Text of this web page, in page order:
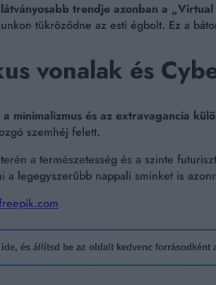
trendje azonban a
tükröződne az esti égbolt. Ez a
vonalak és
a minimalizmus és az extravagancia
szemhéj felett.
a természetesség és a szinte
a legegyszerűbb nappali sminket is
ide, és állítsd be az oldalt kedvenc forrásodként